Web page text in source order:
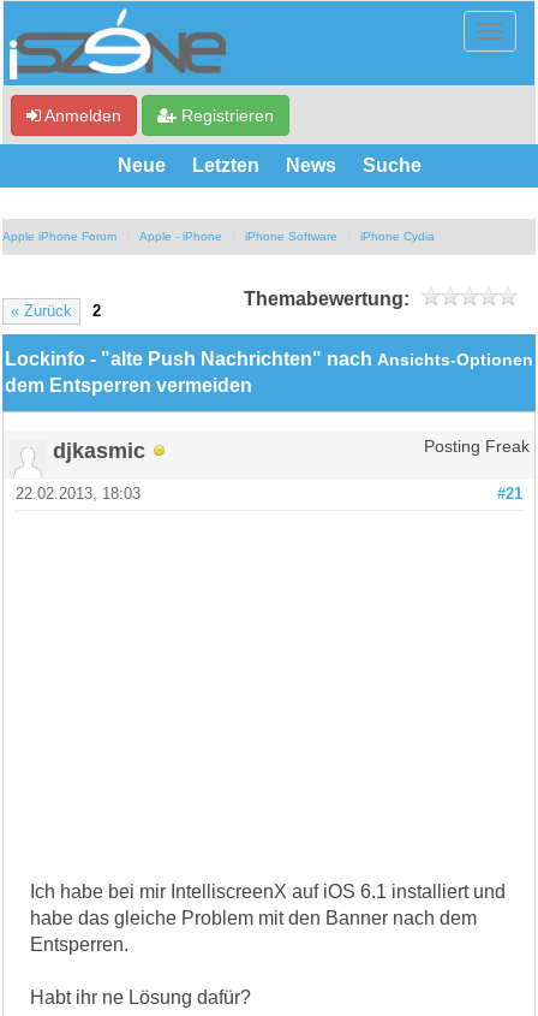
Anmelden Registrieren
Neue Letzten News Suche
Apple iPhone Forum Apple - iPhone iPhone Software iPhone Cydia
« Zurück 2
Themabewertung:
Ansichts-Optionen
Lockinfo - "alte Push Nachrichten" nach
dem Entsperren vermeiden
djkasmic Posting Freak
#21
22.02.2013, 18:03
Ich habe bei mir IntelliscreenX auf iOS 6.1 installiert und
habe das gleiche Problem mit den Banner nach dem
Entsperren.
Habt ihr ne Lösung dafür?